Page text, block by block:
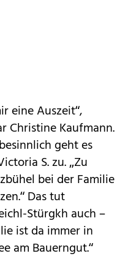
eine Auszeit“,
Christine Kaufmann.
geht es
S. zu. „Zu
bei der Familie
Das tut
Stürgkh auch –
ist da immer in
am Bauerngut.“